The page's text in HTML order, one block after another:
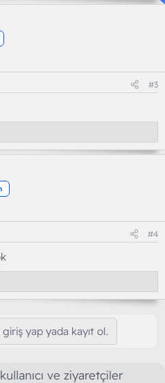
#3
#4
yap yada kayıt ol.
ve ziyaretçiler